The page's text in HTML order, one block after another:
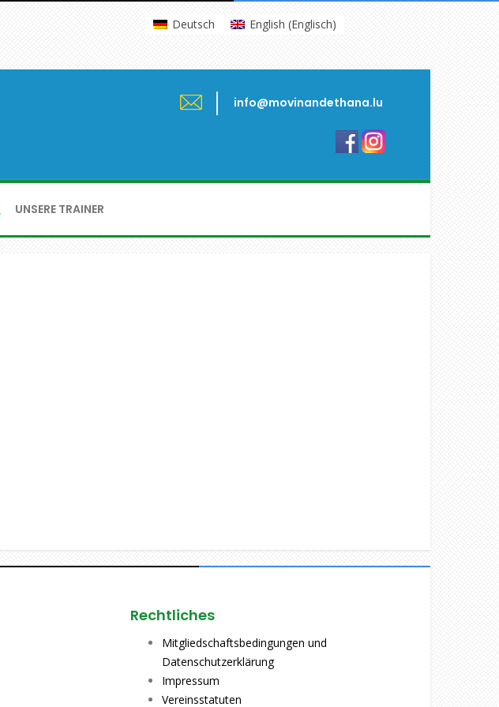
Deutsch English (Englisch)
info@movinandethana.lu
UNSERE TRAINER
Rechtliches
Mitgliedschaftsbedingungen und
Datenschutzerklärung
Impressum
Vereinsstatuten